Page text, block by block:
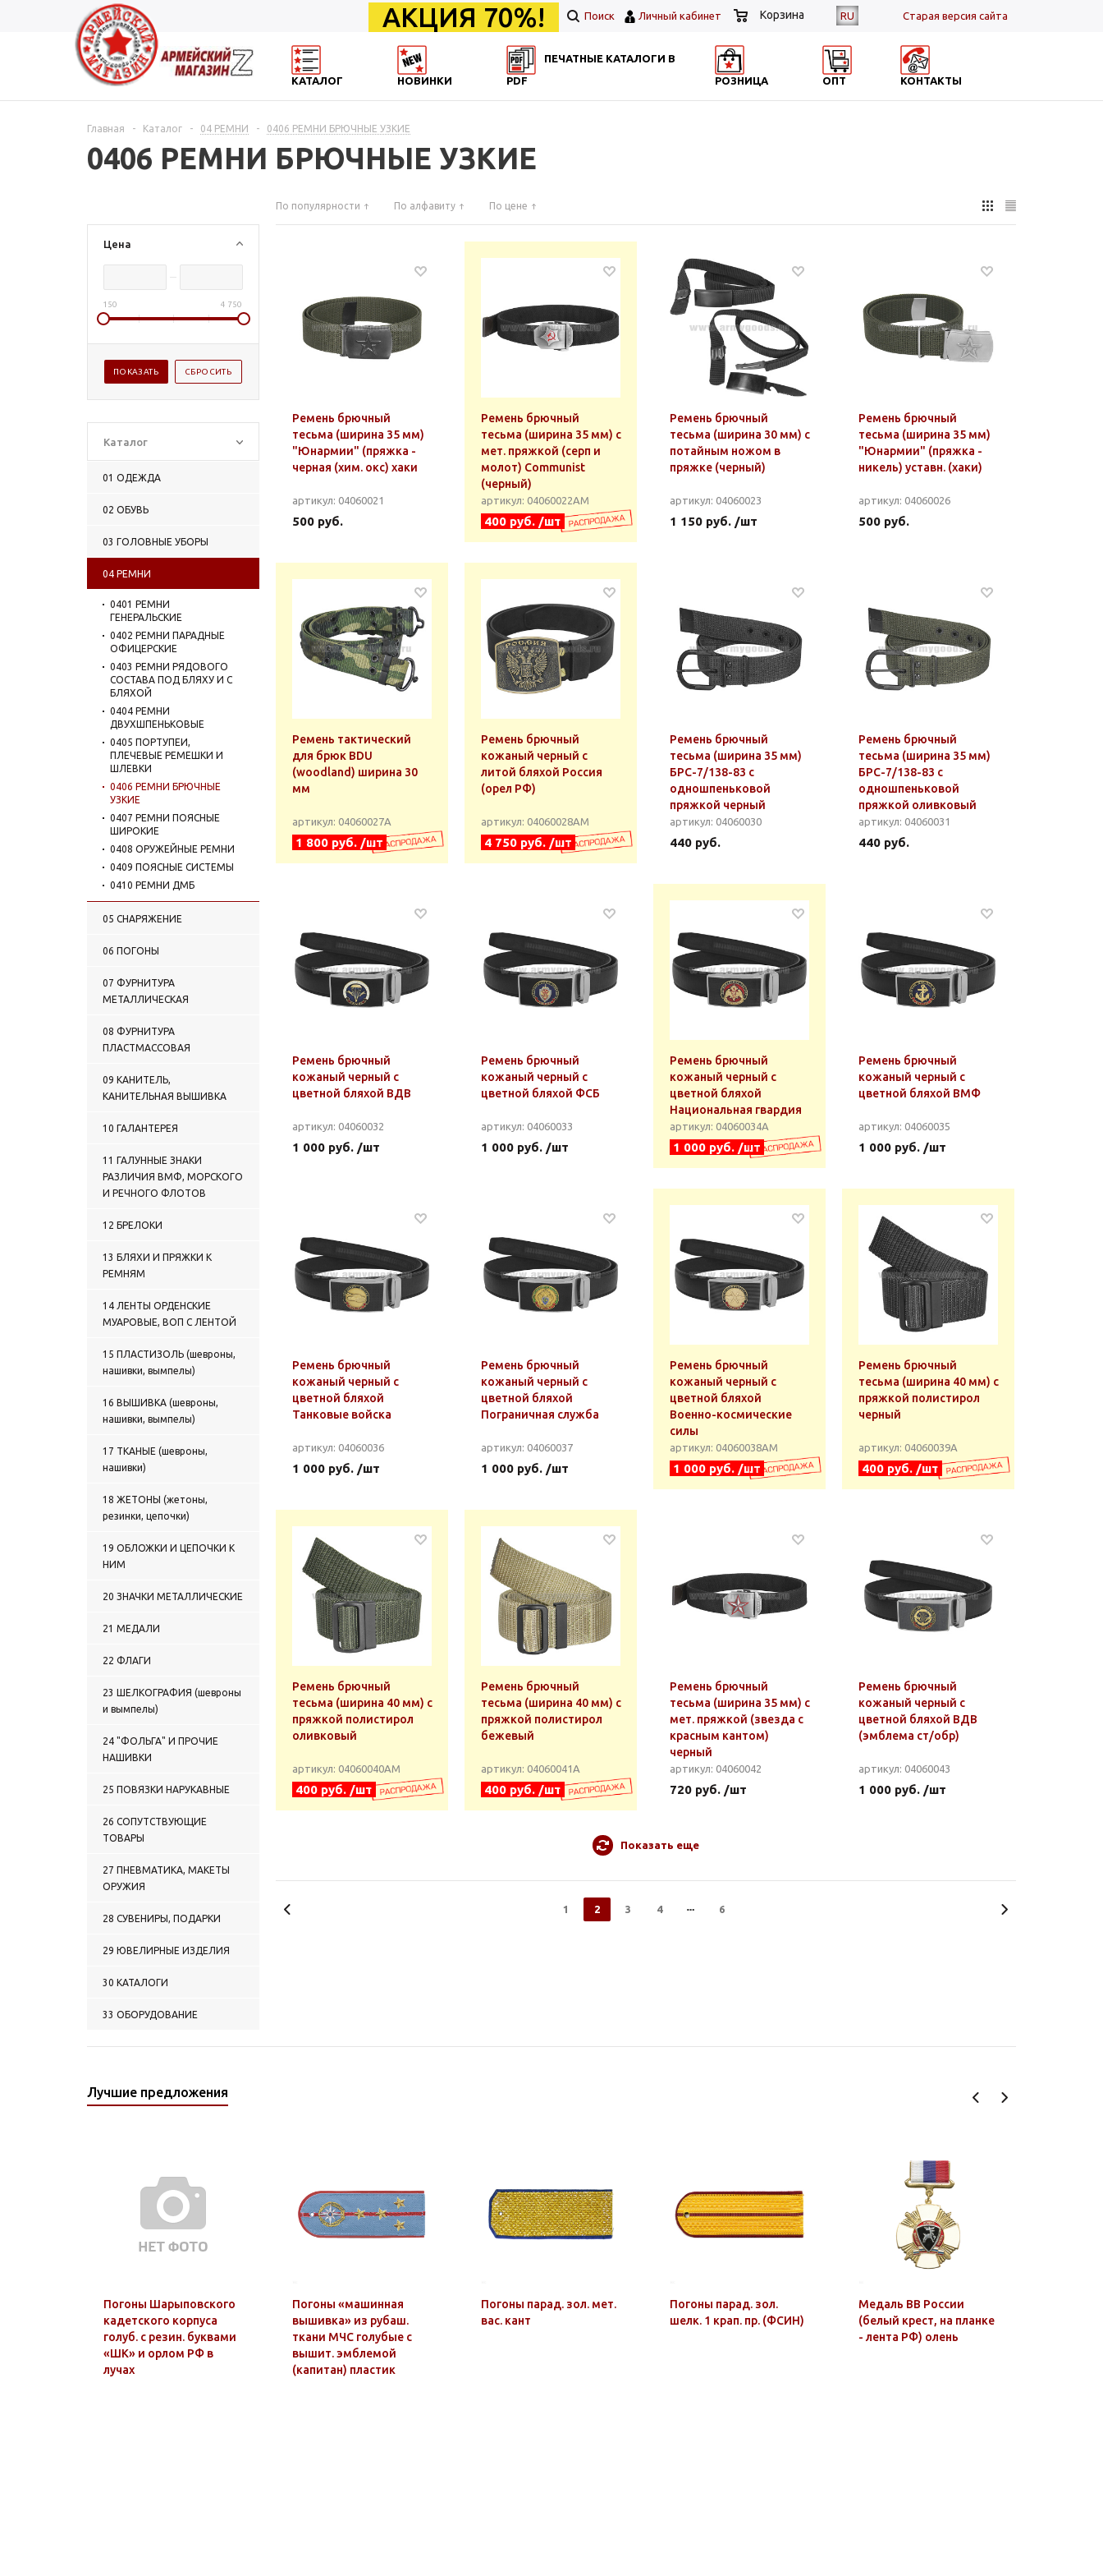
RU Cтарая версия сайта
АКЦИЯ 70%! Поиск Личный кабинет Корзина
КАТАЛОГ НОВИНКИ
ПЕЧАТНЫЕ КАТАЛОГИ В
PDF
РОЗНИЦА ОПТ КОНТАКТЫ
Главная - Каталог - 04 РЕМНИ - 0406 РЕМНИ БРЮЧНЫЕ УЗКИЕ
0406 РЕМНИ БРЮЧНЫЕ УЗКИЕ
Цена
150 4 750
Каталог
01 ОДЕЖДА
02 ОБУВЬ
03 ГОЛОВНЫЕ УБОРЫ
04 РЕМНИ
0401 РЕМНИ
ГЕНЕРАЛЬСКИЕ
0402 РЕМНИ ПАРАДНЫЕ
ОФИЦЕРСКИЕ
0403 РЕМНИ РЯДОВОГО
СОСТАВА ПОД БЛЯХУ И С
БЛЯХОЙ
0404 РЕМНИ
ДВУХШПЕНЬКОВЫЕ
0405 ПОРТУПЕИ,
ПЛЕЧЕВЫЕ РЕМЕШКИ И
ШЛЕВКИ
0406 РЕМНИ БРЮЧНЫЕ
УЗКИЕ
0407 РЕМНИ ПОЯСНЫЕ
ШИРОКИЕ
0408 ОРУЖЕЙНЫЕ РЕМНИ
0409 ПОЯСНЫЕ СИСТЕМЫ
0410 РЕМНИ ДМБ
05 СНАРЯЖЕНИЕ
06 ПОГОНЫ
07 ФУРНИТУРА
МЕТАЛЛИЧЕСКАЯ
08 ФУРНИТУРА
ПЛАСТМАССОВАЯ
09 КАНИТЕЛЬ,
КАНИТЕЛЬНАЯ ВЫШИВКА
10 ГАЛАНТЕРЕЯ
11 ГАЛУННЫЕ ЗНАКИ
РАЗЛИЧИЯ ВМФ, МОРСКОГО
И РЕЧНОГО ФЛОТОВ
12 БРЕЛОКИ
13 БЛЯХИ И ПРЯЖКИ К
РЕМНЯМ
14 ЛЕНТЫ ОРДЕНСКИЕ
МУАРОВЫЕ, ВОП С ЛЕНТОЙ
15 ПЛАСТИЗОЛЬ (шевроны,
нашивки, вымпелы)
16 ВЫШИВКА (шевроны,
нашивки, вымпелы)
17 ТКАНЫЕ (шевроны,
нашивки)
18 ЖЕТОНЫ (жетоны,
резинки, цепочки)
19 ОБЛОЖКИ И ЦЕПОЧКИ К
НИМ
20 ЗНАЧКИ МЕТАЛЛИЧЕСКИЕ
21 МЕДАЛИ
22 ФЛАГИ
23 ШЕЛКОГРАФИЯ (шевроны
и вымпелы)
24 "ФОЛЬГА" И ПРОЧИЕ
НАШИВКИ
25 ПОВЯЗКИ НАРУКАВНЫЕ
26 СОПУТСТВУЮЩИЕ
ТОВАРЫ
27 ПНЕВМАТИКА, МАКЕТЫ
ОРУЖИЯ
28 СУВЕНИРЫ, ПОДАРКИ
29 ЮВЕЛИРНЫЕ ИЗДЕЛИЯ
30 КАТАЛОГИ
33 ОБОРУДОВАНИЕ
По популярности По алфавиту По цене
Ремень брючный
тесьма (ширина 35 мм)
"Юнармии" (пряжка -
черная (хим. окс) хаки
артикул: 04060021
500 руб.
Ремень брючный
тесьма (ширина 35 мм) с
мет. пряжкой (серп и
молот) Communist
(черный)
артикул: 04060022АМ
400 руб. /шт
Ремень брючный
тесьма (ширина 30 мм) с
потайным ножом в
пряжке (черный)
артикул: 04060023
1 150 руб. /шт
Ремень брючный
тесьма (ширина 35 мм)
"Юнармии" (пряжка -
никель) уставн. (хаки)
артикул: 04060026
500 руб.
Ремень тактический
для брюк BDU
(woodland) ширина 30
мм
артикул: 04060027А
1 800 руб. /шт
Ремень брючный
кожаный черный с
литой бляхой Россия
(орел РФ)
артикул: 04060028АМ
4 750 руб. /шт
Ремень брючный
тесьма (ширина 35 мм)
БРС-7/138-83 с
одношпеньковой
пряжкой черный
артикул: 04060030
440 руб.
Ремень брючный
тесьма (ширина 35 мм)
БРС-7/138-83 с
одношпеньковой
пряжкой оливковый
артикул: 04060031
440 руб.
Ремень брючный
кожаный черный с
цветной бляхой ВДВ
артикул: 04060032
1 000 руб. /шт
Ремень брючный
кожаный черный с
цветной бляхой ФСБ
артикул: 04060033
1 000 руб. /шт
Ремень брючный
кожаный черный с
цветной бляхой
Национальная гвардия
артикул: 04060034А
1 000 руб. /шт
Ремень брючный
кожаный черный с
цветной бляхой ВМФ
артикул: 04060035
1 000 руб. /шт
Ремень брючный
кожаный черный с
цветной бляхой
Танковые войска
артикул: 04060036
1 000 руб. /шт
Ремень брючный
кожаный черный с
цветной бляхой
Пограничная служба
артикул: 04060037
1 000 руб. /шт
Ремень брючный
кожаный черный с
цветной бляхой
Военно-космические
силы
артикул: 04060038АМ
1 000 руб. /шт
Ремень брючный
тесьма (ширина 40 мм) с
пряжкой полистирол
черный
артикул: 04060039А
400 руб. /шт
Ремень брючный
тесьма (ширина 40 мм) с
пряжкой полистирол
оливковый
артикул: 04060040АМ
400 руб. /шт
Ремень брючный
тесьма (ширина 40 мм) с
пряжкой полистирол
бежевый
артикул: 04060041А
400 руб. /шт
Ремень брючный
тесьма (ширина 35 мм) с
мет. пряжкой (звезда с
красным кантом)
черный
артикул: 04060042
720 руб. /шт
Ремень брючный
кожаный черный с
цветной бляхой ВДВ
(эмблема ст/обр)
артикул: 04060043
1 000 руб. /шт
Показать еще
1 2 3 4 6
Лучшие предложения
Погоны Шарыповского
кадетского корпуса
голуб. с резин. буквами
«ШК» и орлом РФ в
лучах
Погоны «машинная
вышивка» из рубаш.
ткани МЧС голубые с
вышит. эмблемой
(капитан) пластик
Погоны парад. зол. мет.
вас. кант
Погоны парад. зол.
шелк. 1 крап. пр. (ФСИН)
Медаль ВВ России
(белый крест, на планке
- лента РФ) олень